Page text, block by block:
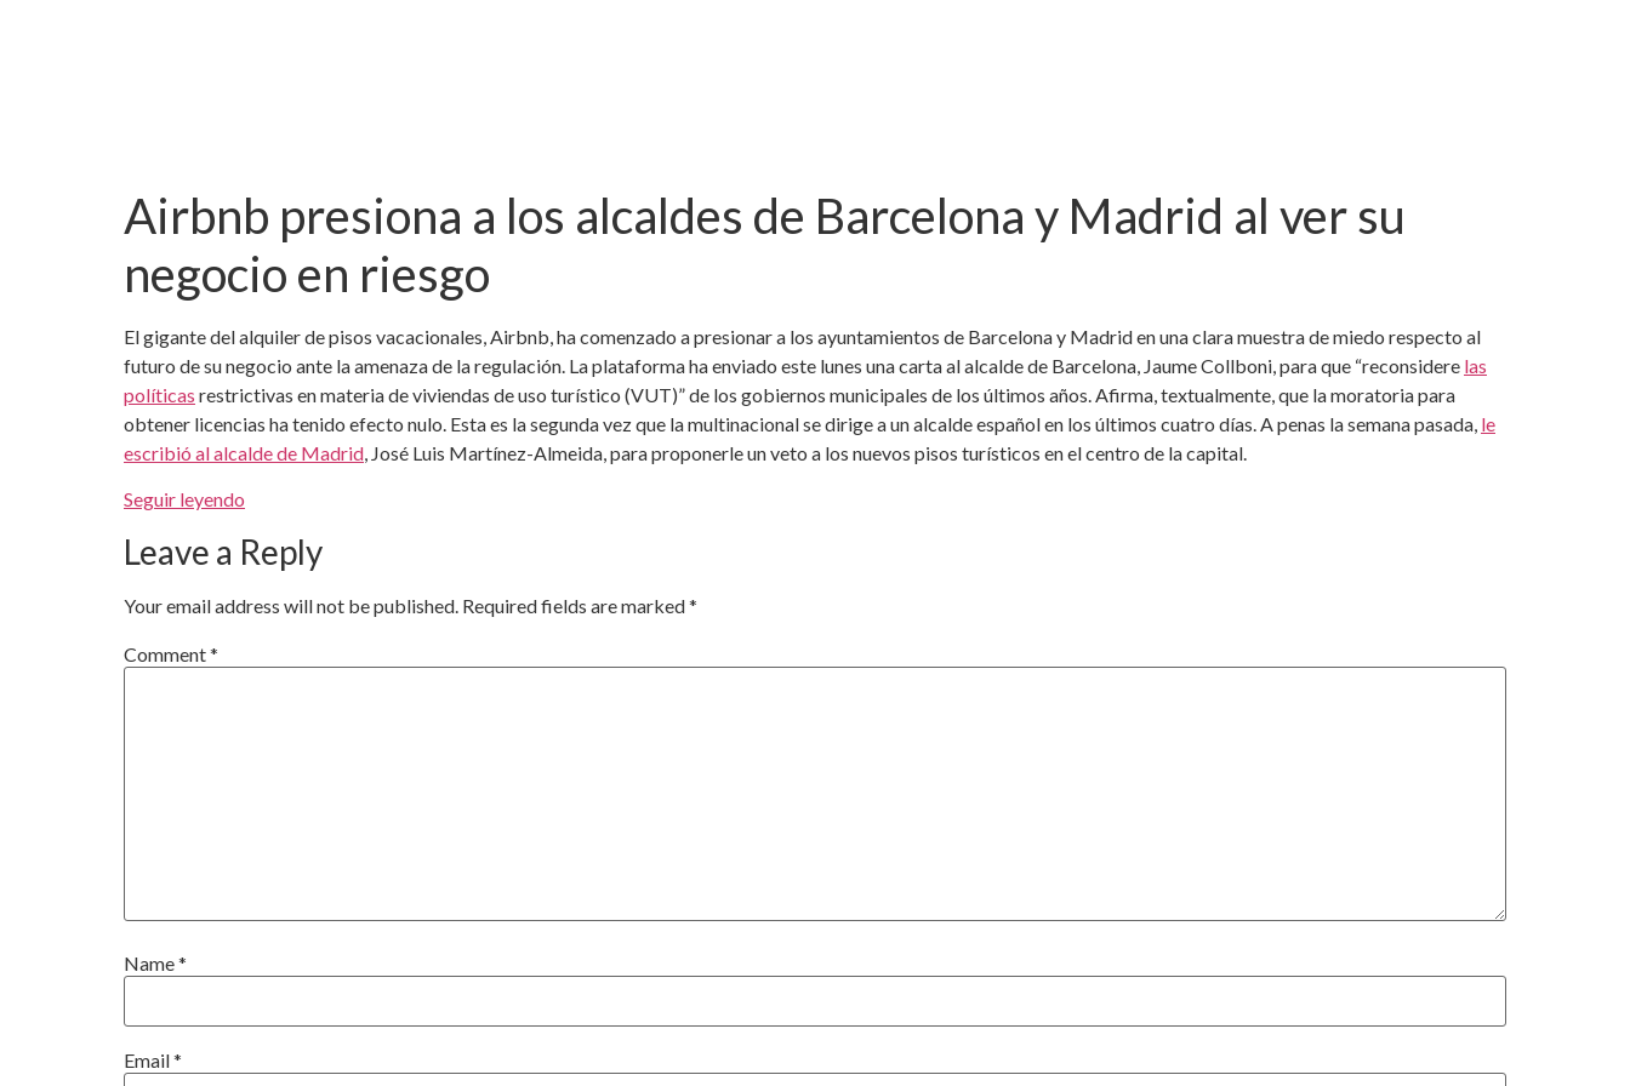
Airbnb presiona a los alcaldes de Barcelona y Madrid al ver su
negocio en riesgo
El gigante del alquiler de pisos vacacionales, Airbnb, ha comenzado a presionar a los ayuntamientos de Barcelona y Madrid en una clara muestra de miedo respecto al
futuro de su negocio ante la amenaza de la regulación. La plataforma ha enviado este lunes una carta al alcalde de Barcelona, Jaume Collboni, para que “reconsidere las
políticas restrictivas en materia de viviendas de uso turístico (VUT)” de los gobiernos municipales de los últimos años. Afirma, textualmente, que la moratoria para
obtener licencias ha tenido efecto nulo. Esta es la segunda vez que la multinacional se dirige a un alcalde español en los últimos cuatro días. A penas la semana pasada, le
escribió al alcalde de Madrid, José Luis Martínez-Almeida, para proponerle un veto a los nuevos pisos turísticos en el centro de la capital.
Seguir leyendo
Leave a Reply
Your email address will not be published. Required fields are marked*
Comment*
Name*
Email*